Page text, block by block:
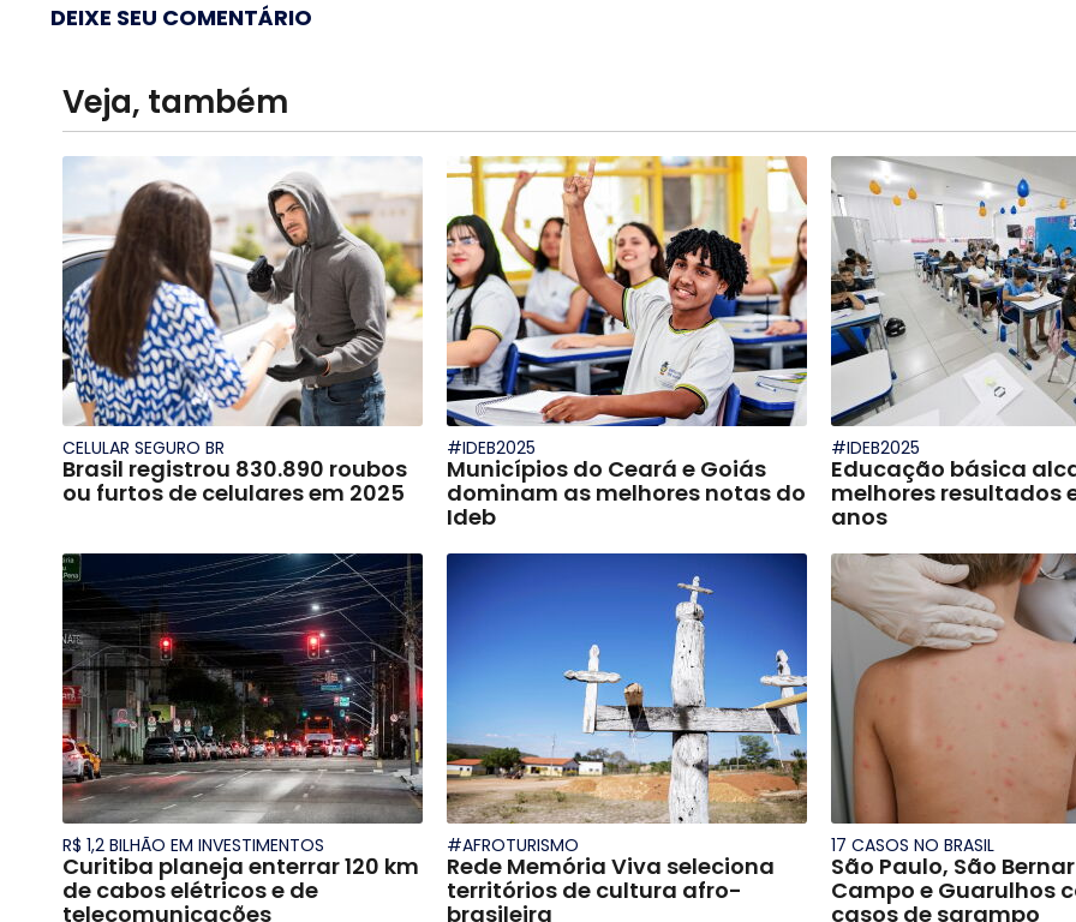
DEIXE SEU COMENTÁRIO
Veja, também
CELULAR SEGURO BR
Brasil registrou 830.890 roubos
ou furtos de celulares em 2025
#IDEB2025
Municípios do Ceará e Goiás
dominam as melhores notas do
Ideb
#IDEB2025
Educação básica
melhores resultados
anos
R$ 1,2 BILHÃO EM INVESTIMENTOS
Curitiba planeja enterrar 120 km
de cabos elétricos e de
telecomunicações
#AFROTURISMO
Rede Memória Viva seleciona
territórios de cultura afro-
brasileira
17 CASOS NO BRASIL
São Paulo, São
Campo e Guarulhos
casos de sarampo